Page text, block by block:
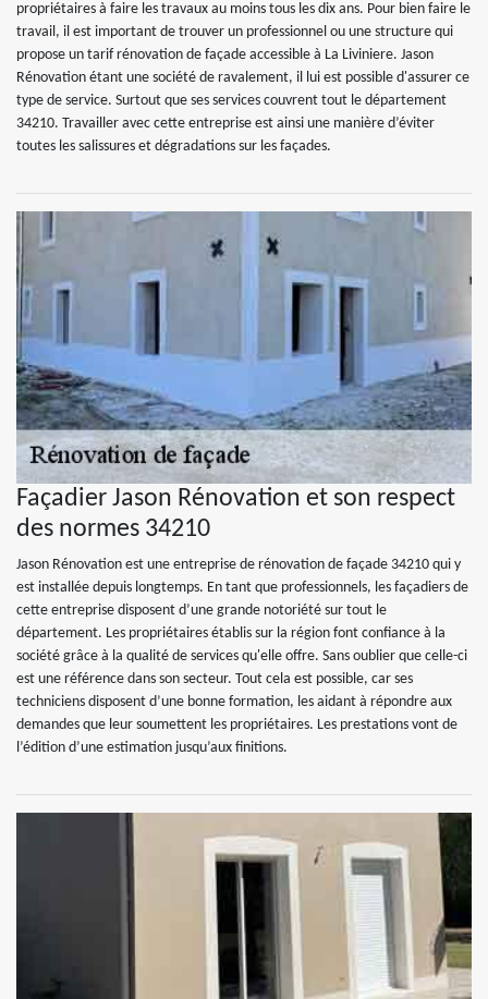
propriétaires à faire les travaux au moins tous les dix ans. Pour bien faire le
travail, il est important de trouver un professionnel ou une structure qui
propose un tarif rénovation de façade accessible à La Liviniere. Jason
Rénovation étant une société de ravalement, il lui est possible d'assurer ce
type de service. Surtout que ses services couvrent tout le département
34210. Travailler avec cette entreprise est ainsi une manière d’éviter
toutes les salissures et dégradations sur les façades.
Façadier Jason Rénovation et son respect
des normes 34210
Jason Rénovation est une entreprise de rénovation de façade 34210 qui y
est installée depuis longtemps. En tant que professionnels, les façadiers de
cette entreprise disposent d’une grande notoriété sur tout le
département. Les propriétaires établis sur la région font confiance à la
société grâce à la qualité de services qu'elle offre. Sans oublier que celle-ci
est une référence dans son secteur. Tout cela est possible, car ses
techniciens disposent d’une bonne formation, les aidant à répondre aux
demandes que leur soumettent les propriétaires. Les prestations vont de
l’édition d’une estimation jusqu’aux finitions.